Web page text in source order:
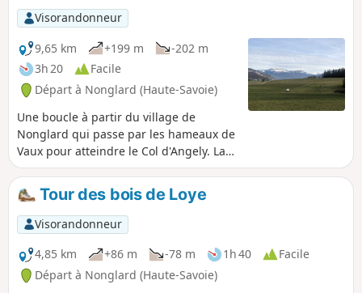
Visorandonneur
9,65 km
+199 m
-202 m
3h 20
Facile
Départ à Nonglard (Haute-Savoie)
Une boucle à partir du village de
Nonglard qui passe par les hameaux de
Vaux pour atteindre le Col d'Angely. La
descente vers Sillingy offre une belle
vue sur le bassin annécien et au delà
sur les massifs des Aravis et du Mont
Blanc. Le Champ du Loup est le point
médian de cette randonnée qui revient
ensuite vers Nonglard par le hameau de
Quincy.
Tour des bois de Loye
Visorandonneur
4,85 km
+86 m -78 m 1h 40
Facile
Départ à Nonglard (Haute-Savoie)